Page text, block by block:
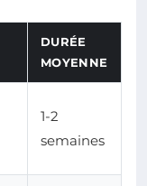
DURÉE
MOYENNE
1-2
semaines